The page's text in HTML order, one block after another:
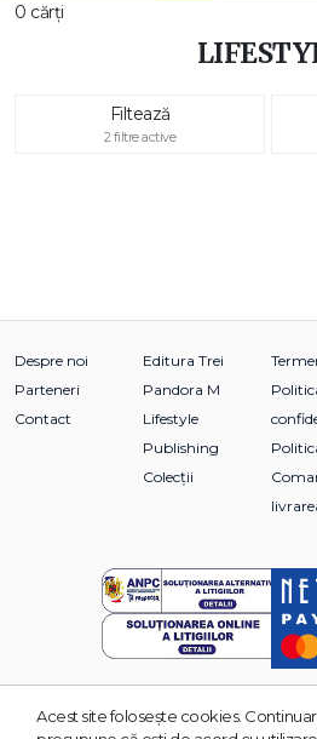
0 cărți
Filtează
2 filtre active
Despre noi
Parteneri
Contact
Editura Trei
Pandora M
Lifestyle
Publishing
Colecții
© 2026 Grupul Editorial TREI.
Acest site foloseşte cookies.